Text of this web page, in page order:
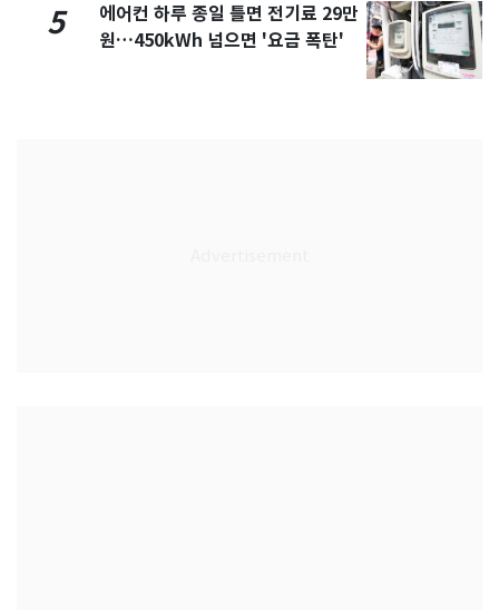
5
에어컨 하루 종일 틀면 전기료 29만
원…450kWh 넘으면 '요금 폭탄'